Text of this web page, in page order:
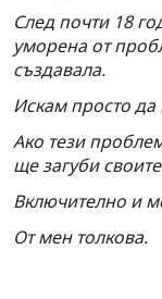
След почти 18
уморена от
създавала.
Искам просто да
Ако тези
ще загуби
Включително и
От мен толкова.